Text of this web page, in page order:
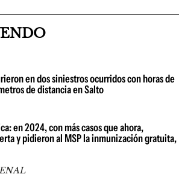
en dos siniestros ocurridos con horas de
de distancia en Salto
en 2024, con más casos que ahora,
y pidieron al MSP la inmunización gratuita,